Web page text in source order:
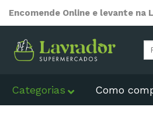
Encomende Online e levante na
Categorias Como